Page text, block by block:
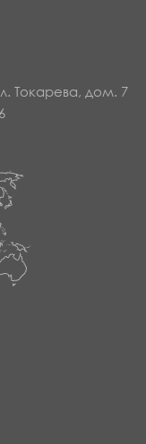
Токарева, дом. 7